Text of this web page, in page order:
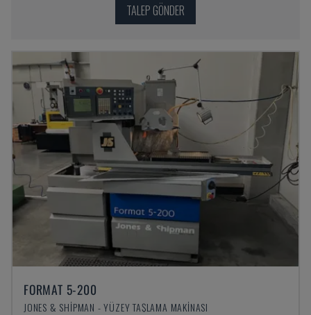
TALEP GÖNDER
FORMAT 5-200
JONES & SHIPMAN - YÜZEY TAŞLAMA MAKINASI